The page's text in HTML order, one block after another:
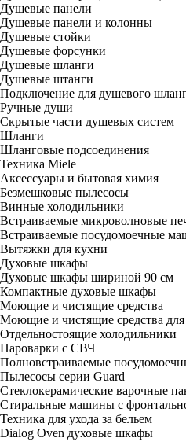
Душевые панели
Душевые панели и колонны
Душевые стойки
Душевые форсунки
Душевые шланги
Душевые штанги
Подключение для душевого
Ручные души
Скрытые части душевых систем
Шланги
Шланговые подсоединения
Техника Miele
Аксессуары и бытовая химия
Безмешковые пылесосы
Винные холодильники
Встраиваемые микроволновые
Встраиваемые посудомоечные
Вытяжки для кухни
Духовые шкафы
Духовые шкафы шириной 90 см
Компактные духовые шкафы
Моющие и чистящие средства
Моющие и чистящие средства
Отдельностоящие холодильники
Пароварки с СВЧ
Полновстраиваемые
Пылесосы серии Guard
Стеклокерамические варочные
Стиральные машины с
Техника для ухода за бельем
Dialog Oven духовые шкафы